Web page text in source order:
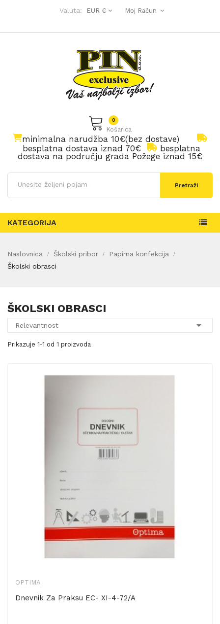
Valuta: EUR € Moj Račun
Košarica
0
minimalna narudžba 10€(bez dostave)
besplatna dostava iznad 70€
besplatna
dostava na području grada Požege iznad 15€
Pretraži
KATEGORIJA
Naslovnica Školski pribor
Papirna konfekcija
Školski obrasci
ŠKOLSKI OBRASCI
Relevantnost 
Prikazuje 1-1 od 1 proizvoda
OPTIMA
Dnevnik Za Praksu EC- XI-4-72/A